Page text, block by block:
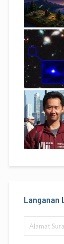
Langanan
Surat
Elektronik